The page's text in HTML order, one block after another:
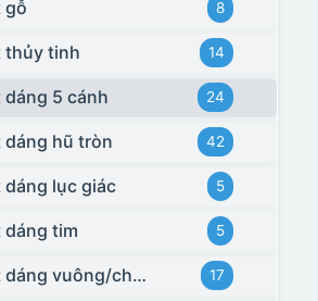
gỗ 8
thủy tinh 14
dáng 5 cánh 24
dáng hũ tròn 42
dáng lục giác 5
dáng tim 5
Khay mứt dáng vuông/chữ nhật 17